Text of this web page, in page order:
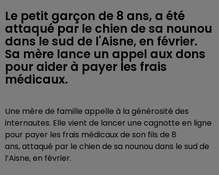
Le petit garçon de 8 ans, a été
attaqué par le chien de sa nounou
dans le sud de l'Aisne, en février.
Sa mère lance un appel aux dons
pour aider à payer les frais
médicaux.
Une mère de famille appelle à la générosité des
internautes. Elle vient de lancer une cagnotte en ligne
pour payer les frais médicaux de son fils de 8
ans, attaqué par le chien de sa nounou dans le sud de
l’Aisne, en février.